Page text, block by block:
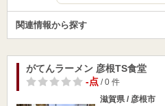
関連情報から探す
がてんラーメン 彦根TS食堂
-点/ 0 件
滋賀県 / 彦根市